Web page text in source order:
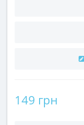
149 грн